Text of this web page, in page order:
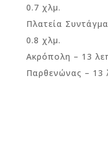
0.7 χλμ.
Πλατεία
0.8 χλμ.
Ακρόπολη – 13
Παρθενώνας – 13